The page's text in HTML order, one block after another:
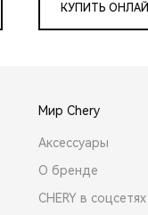
КУПИТЬ
Мир Chery
Аксессуары
О бренде
CHERY в соцсетях